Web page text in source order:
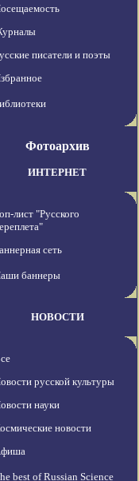
писатели и поэты
Фотоархив
ИНТЕРНЕТ
лист "Русского
сеть
баннеры
НОВОСТИ
русской культуры
науки
новости
best of Russian Science